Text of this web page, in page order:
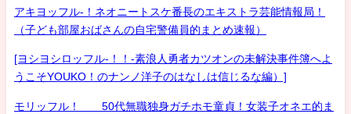
アキヨッフル-！ネオニートスケ番長のエキストラ芸能情報局！
（子ども部屋おばさんの自宅警備員的まとめ速報）
[ヨシヨシロッフル-！！-素浪人勇者カツオンの未解決事件簿へよ
うこそYOUKO！のナンノ洋子のはなしは信じるな編）]
モリッフル！ 50代無職独身ガチホモ童貞！女装子オネエ的ま